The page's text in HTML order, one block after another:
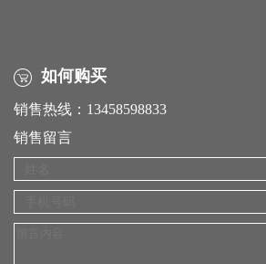
如何购买
销售热线：13458598833
销售留言